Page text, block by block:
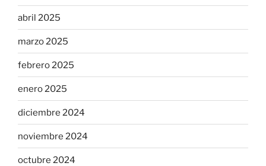
abril 2025
marzo 2025
febrero 2025
enero 2025
diciembre 2024
noviembre 2024
octubre 2024